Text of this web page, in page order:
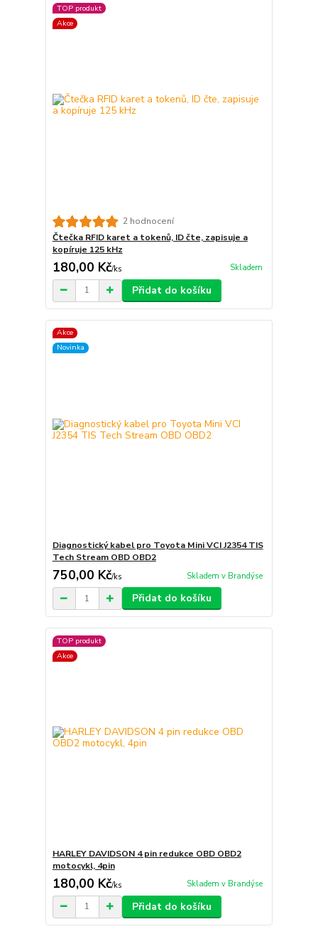
TOP produkt
Akce
2 hodnocení
Čtečka RFID karet a tokenů, ID čte, zapisuje a
kopíruje 125 kHz
180,00 Kč/ks Skladem
Přidat do košíku
Akce
Novinka
Diagnostický kabel pro Toyota Mini VCI J2354 TIS
Tech Stream OBD OBD2
750,00 Kč/ks Skladem v Brandýse
Přidat do košíku
TOP produkt
Akce
HARLEY DAVIDSON 4 pin redukce OBD OBD2
motocykl, 4pin
180,00 Kč/ks Skladem v Brandýse
Přidat do košíku